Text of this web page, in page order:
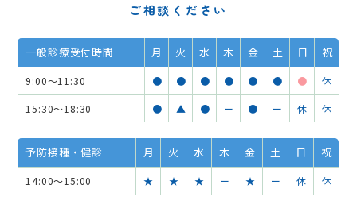
ご相談ください
一般診療受付時間 月 火 水 木 金 土 日 祝
9:00～11:30 ● ● ● ● ● ● ● 休
15:30～18:30 ● ▲ ● ー ● ー 休 休
予防接種・健診 月 火 水 木 金 土 日 祝
14:00～15:00 ★ ★ ★ ー ★ ー 休 休